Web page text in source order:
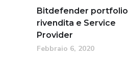
Bitdefender portfolio
rivendita e Service
Provider
Febbraio 6, 2020